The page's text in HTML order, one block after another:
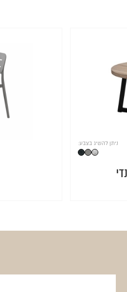
ניתן להשיג בצבע: